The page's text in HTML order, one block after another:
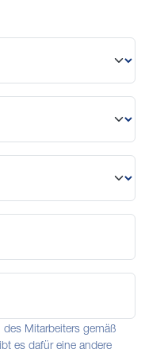
Mitarbeiters gemäß
es dafür eine andere